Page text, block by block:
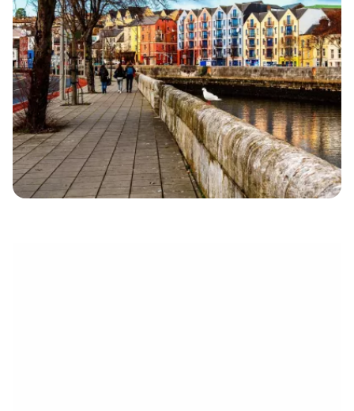
Fortsæt med e-mail